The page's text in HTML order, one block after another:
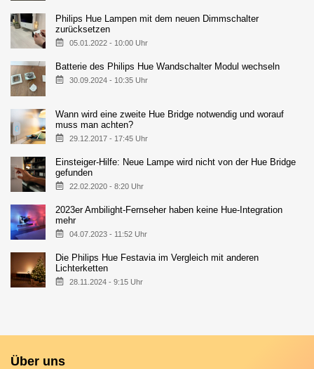
Philips Hue Lampen mit dem neuen Dimmschalter
zurücksetzen
05.01.2022 - 10:00 Uhr
Batterie des Philips Hue Wandschalter Modul wechseln
30.09.2024 - 10:35 Uhr
Wann wird eine zweite Hue Bridge notwendig und worauf
muss man achten?
29.12.2017 - 17:45 Uhr
Einsteiger-Hilfe: Neue Lampe wird nicht von der Hue Bridge
gefunden
22.02.2020 - 8:20 Uhr
2023er Ambilight-Fernseher haben keine Hue-Integration
mehr
04.07.2023 - 11:52 Uhr
Die Philips Hue Festavia im Vergleich mit anderen
Lichterketten
28.11.2024 - 9:15 Uhr
Über uns